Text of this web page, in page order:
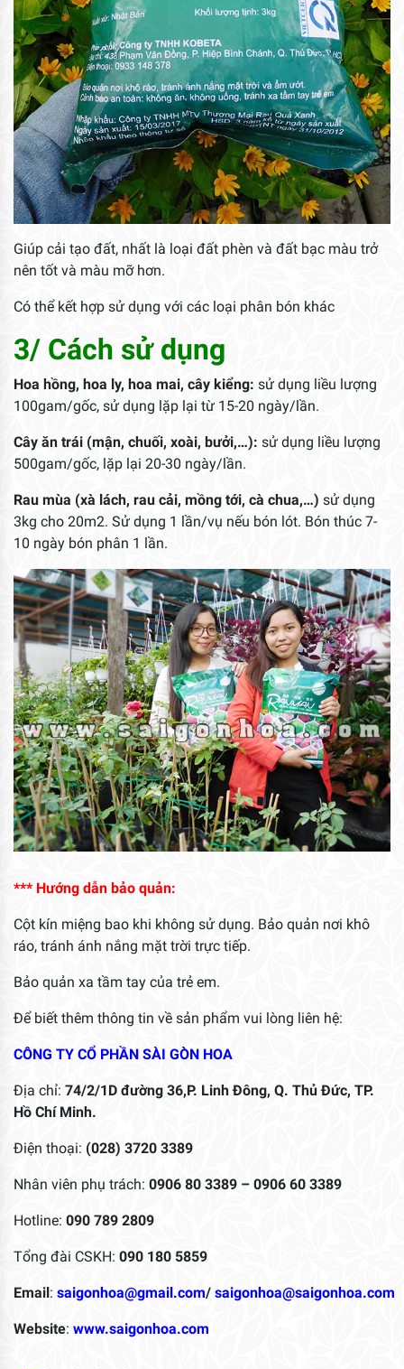
Giúp cải tạo đất, nhất là loại đất phèn và đất bạc màu trở
nên tốt và màu mỡ hơn.
Có thể kết hợp sử dụng với các loại phân bón khác
3/ Cách sử dụng
Hoa hồng, hoa ly, hoa mai, cây kiểng: sử dụng liều lượng
100gam/gốc, sử dụng lặp lại từ 15-20 ngày/lần.
Cây ăn trái (mận, chuối, xoài, bưởi,…): sử dụng liều lượng
500gam/gốc, lặp lại 20-30 ngày/lần.
Rau mùa (xà lách, rau cải, mồng tới, cà chua,…) sử dụng
3kg cho 20m2. Sử dụng 1 lần/vụ nếu bón lót. Bón thúc 7-
10 ngày bón phân 1 lần.
*** Hướng dẫn bảo quản:
Cột kín miệng bao khi không sử dụng. Bảo quản nơi khô
ráo, tránh ánh nắng mặt trời trực tiếp.
Bảo quản xa tầm tay của trẻ em.
Để biết thêm thông tin về sản phẩm vui lòng liên hệ:
CÔNG TY CỔ PHẦN SÀI GÒN HOA
Địa chỉ: 74/2/1D đường 36,P. Linh Đông, Q. Thủ Đức, TP.
Hồ Chí Minh.
Điện thoại: (028) 3720 3389
Nhân viên phụ trách: 0906 80 3389 – 0906 60 3389
Hotline: 090 789 2809
Tổng đài CSKH: 090 180 5859
Email : saigonhoa@gmail.com/ saigonhoa@saigonhoa.com
Website: www.saigonhoa.com